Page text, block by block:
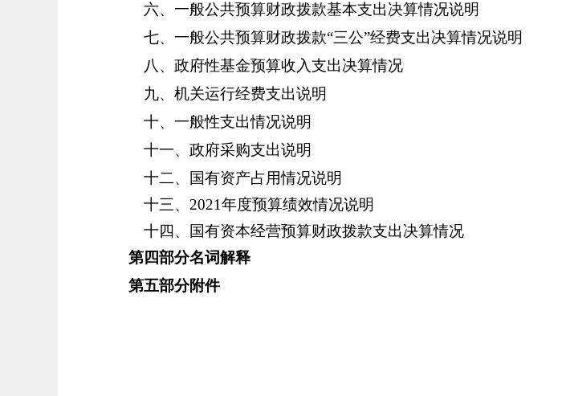
六、一般公共预算财政拨款基本支出决算情况说明
七、一般公共预算财政拨款“三公”经费支出决算情况说明
八、政府性基金预算收入支出决算情况
九、机关运行经费支出说明
十、一般性支出情况说明
十一、政府采购支出说明
十二、国有资产占用情况说明
十三、 2021年度预算绩效情况说明
十四、
国有资本经营预算财政拨款支出决算情况
第四部分名词解释
第五部分附件